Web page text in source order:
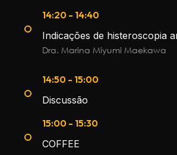
14:20 - 14:40
Indicações de histeroscopia
Dra. Marina Miyumi Maekawa
14:50 - 15:00
Discussão
15:00 - 15:30
COFFEE